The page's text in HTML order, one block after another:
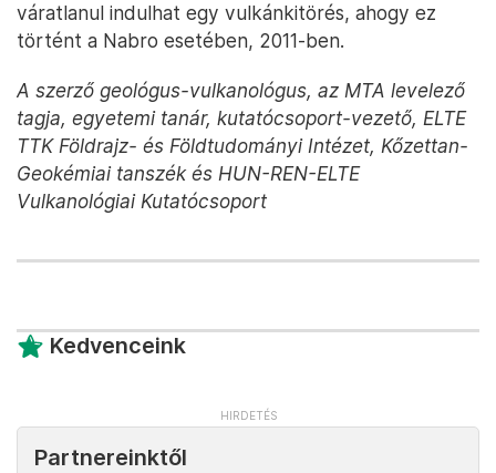
váratlanul indulhat egy vulkánkitörés, ahogy ez
történt a Nabro esetében, 2011-ben.
A szerző geológus-vulkanológus, az MTA levelező
tagja, egyetemi tanár, kutatócsoport-vezető, ELTE
TTK Földrajz- és Földtudományi Intézet, Kőzettan-
Geokémiai tanszék és HUN-REN-ELTE
Vulkanológiai Kutatócsoport
Kedvenceink
Partnereinktől